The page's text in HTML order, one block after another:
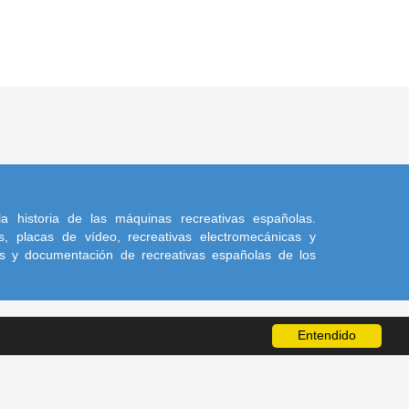
Entendido
historia de las máquinas recreativas españolas.
placas de vídeo, recreativas electromecánicas y
y documentación de recreativas españolas de los